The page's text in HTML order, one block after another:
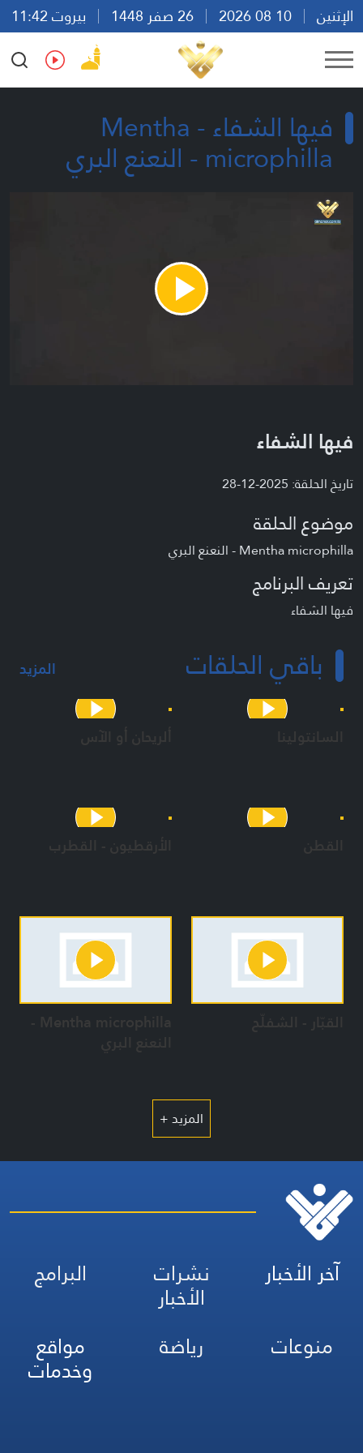
الإثنين
بيروت 11:42
Ar
En Fr Es
فيها الشفاء - Mentha
microphilla - النعنع البري
Play
Video
فيها الشفاء
تاريخ الحلقة: 2025-12-28
موضوع الحلقة
Mentha microphilla - النعنع البري
تعريف البرنامج
فيها الشفاء
باقي الحلقات المزيد
السانتولينا ألريحان أو الآس
القطن الأرقطيون - القطرب
القبّار - الشفلّح
النعنع البري
المزيد +
آخر الأخبار نشرات
الأخبار
البرامج
منوعات
رياضة مواقع
وخدمات